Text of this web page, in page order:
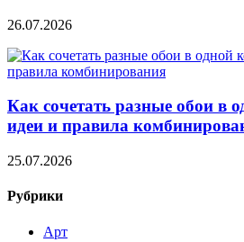
26.07.2026
Как сочетать разные обои в
идеи и правила
25.07.2026
Рубрики
Арт